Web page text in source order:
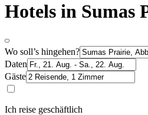
Hotels in Sumas
Wo soll’s hingehen?
Daten
Gäste
Ich reise geschäftlich